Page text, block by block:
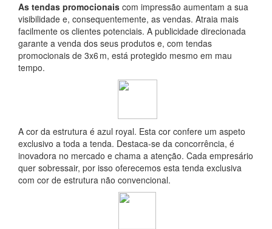
As tendas promocionais com impressão aumentam a sua
visibilidade e, consequentemente, as vendas. Atraia mais
facilmente os clientes potenciais. A publicidade direcionada
garante a venda dos seus produtos e, com tendas
promocionais de 3x6 m, está protegido mesmo em mau
tempo.
A cor da estrutura é azul royal. Esta cor confere um aspeto
exclusivo a toda a tenda. Destaca-se da concorrência, é
inovadora no mercado e chama a atenção. Cada empresário
quer sobressair, por isso oferecemos esta tenda exclusiva
com cor de estrutura não convencional.